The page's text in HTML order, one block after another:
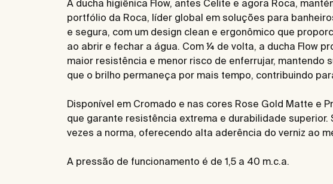
A ducha higiênica Flow, antes Celite e agora Roca,
portfólio da Roca, líder global em soluções para
e segura, com um design clean e ergonômico que
ao abrir e fechar a água. Com ¼ de volta, a ducha Flow
maior resistência e menor risco de enferrujar, mantendo
que o brilho permaneça por mais tempo, contribuindo
Disponível em Cromado e nas cores Rose Gold Matte e
que garante resistência extrema e durabilidade
vezes a norma, oferecendo alta aderência do verniz ao
A pressão de funcionamento é de 1,5 a 40 m.c.a.